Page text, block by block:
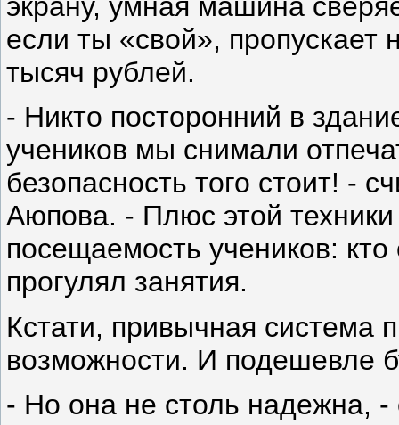
если ты «свой», пропускает
тысяч рублей.
- Никто посторонний в
учеников мы снимали
безопасность того стоит! -
Аюпова. - Плюс этой
посещаемость учеников:
прогулял занятия.
Кстати, привычная система
возможности. И подешевле
- Но она не столь надежна,